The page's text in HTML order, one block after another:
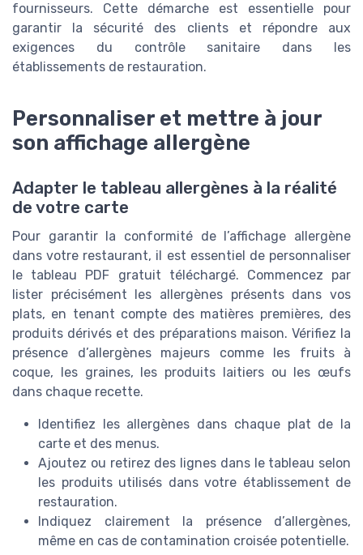
fournisseurs. Cette démarche est essentielle pour
garantir la sécurité des clients et répondre aux
exigences du contrôle sanitaire dans les
établissements de restauration.
Personnaliser et mettre à jour
son affichage allergène
Adapter le tableau allergènes à la réalité
de votre carte
Pour garantir la conformité de l’affichage allergène
dans votre restaurant, il est essentiel de personnaliser
le tableau PDF gratuit téléchargé. Commencez par
lister précisément les allergènes présents dans vos
plats, en tenant compte des matières premières, des
produits dérivés et des préparations maison. Vérifiez la
présence d’allergènes majeurs comme les fruits à
coque, les graines, les produits laitiers ou les œufs
dans chaque recette.
Identifiez les allergènes dans chaque plat de la
carte et des menus.
Ajoutez ou retirez des lignes dans le tableau selon
les produits utilisés dans votre établissement de
restauration.
Indiquez clairement la présence d’allergènes,
même en cas de contamination croisée potentielle.